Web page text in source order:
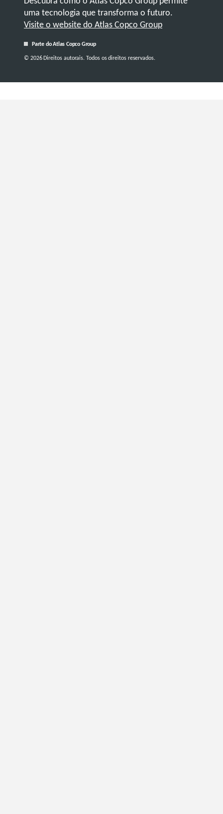
uma tecnologia que transforma o futuro.
Visite o website do Atlas Copco Group
Parte do Atlas Copco Group
© 2026 Direitos autorais. Todos os direitos reservados.